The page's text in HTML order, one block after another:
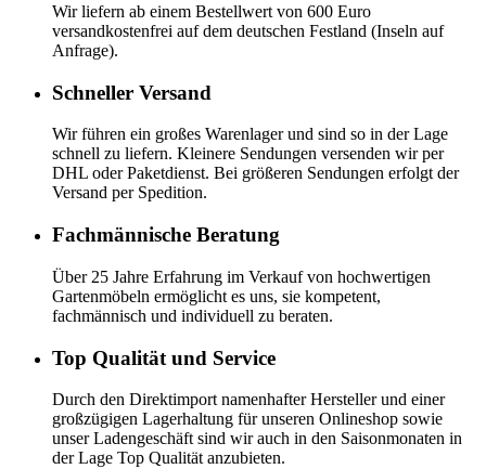
Wir liefern ab einem Bestellwert von 600 Euro
versandkostenfrei auf dem deutschen Festland (Inseln auf
Anfrage).
Schneller Versand
Wir führen ein großes Warenlager und sind so in der Lage
schnell zu liefern. Kleinere Sendungen versenden wir per
DHL oder Paketdienst. Bei größeren Sendungen erfolgt der
Versand per Spedition.
Fachmännische Beratung
Über 25 Jahre Erfahrung im Verkauf von hochwertigen
Gartenmöbeln ermöglicht es uns, sie kompetent,
fachmännisch und individuell zu beraten.
Top Qualität und Service
Durch den Direktimport namenhafter Hersteller und einer
großzügigen Lagerhaltung für unseren Onlineshop sowie
unser Ladengeschäft sind wir auch in den Saisonmonaten in
der Lage Top Qualität anzubieten.